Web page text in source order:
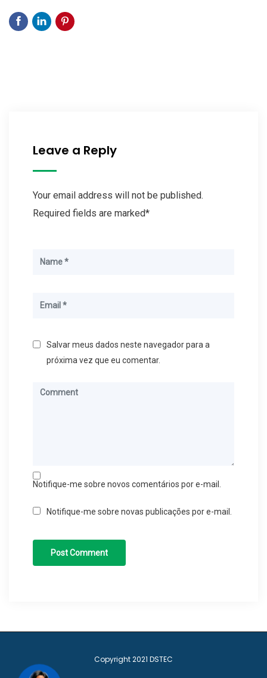
Leave a Reply
Your email address will not be published.
Required fields are marked*
Salvar meus dados neste navegador para a
próxima vez que eu comentar.
Notifique-me sobre novos comentários por e-mail.
Notifique-me sobre novas publicações por e-mail.
Copyright 2021 DSTEC